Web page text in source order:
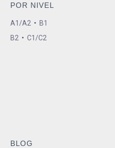
POR NIVEL
A1/A2 • B1
B2 • C1/C2
BLOG